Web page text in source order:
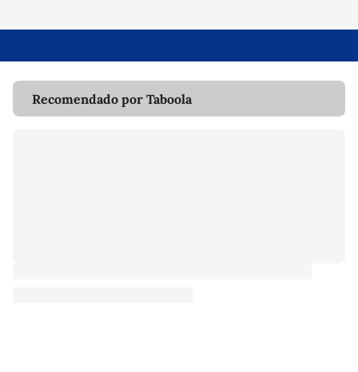
Recomendado por Taboola